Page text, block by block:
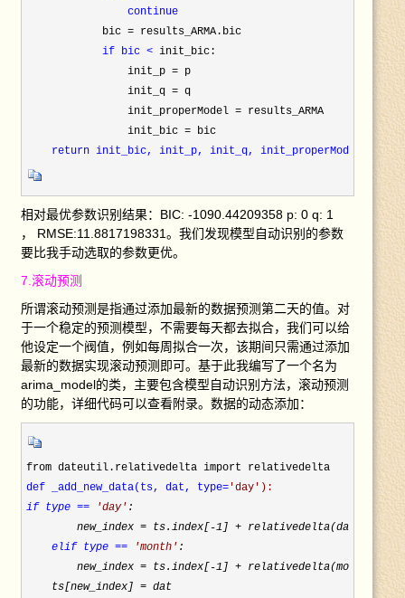
continue
            bic =
results_ARMA.bic
if bic < init_bic:
                init_p =
p
                init_q =
q
                init_properModel =
results_ARMA
                init_bic =
bic
return init_bic, init_p, init_q, init_properModel
相对最优参数识别结果：BIC: -1090.44209358 p: 0 q: 1
， RMSE:11.8817198331。我们发现模型自动识别的参数
要比我手动选取的参数更优。
7.滚动预测
所谓滚动预测是指通过添加最新的数据预测第二天的值。对
于一个稳定的预测模型，不需要每天都去拟合，我们可以给
他设定一个阀值，例如每周拟合一次，该期间只需通过添加
最新的数据实现滚动预测即可。基于此我编写了一个名为
arima_model的类，主要包含模型自动识别方法，滚动预测
的功能，详细代码可以查看附录。数据的动态添加：
def _add_new_data(ts, dat, type= 'day '):
if type ==
'day' :
        new_index = ts.index[-1] + relativedelta(days=1
elif type ==
'month ' :
        new_index = ts.index[-1] + relativedelta(months=1
    ts[new_index] =
dat